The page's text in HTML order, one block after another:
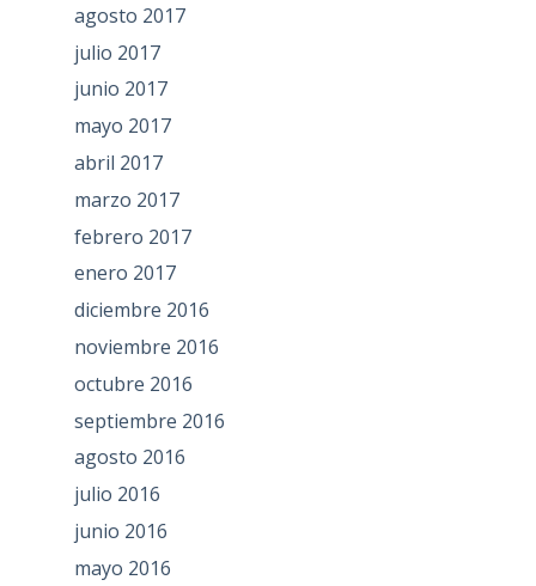
agosto 2017
julio 2017
junio 2017
mayo 2017
abril 2017
marzo 2017
febrero 2017
enero 2017
diciembre 2016
noviembre 2016
octubre 2016
septiembre 2016
agosto 2016
julio 2016
junio 2016
mayo 2016